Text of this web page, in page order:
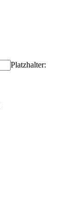
Platzhalter: